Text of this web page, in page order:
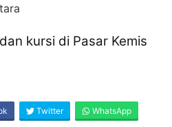
kursi di Pasar Kemis
Twitter WhatsApp